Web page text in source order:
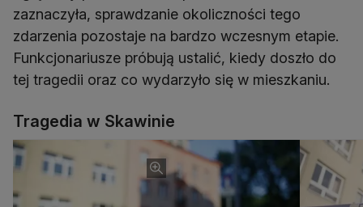
zaznaczyła, sprawdzanie okoliczności tego
zdarzenia pozostaje na bardzo wczesnym etapie.
Funkcjonariusze próbują ustalić, kiedy doszło do
tej tragedii oraz co wydarzyło się w mieszkaniu.
Tragedia w Skawinie